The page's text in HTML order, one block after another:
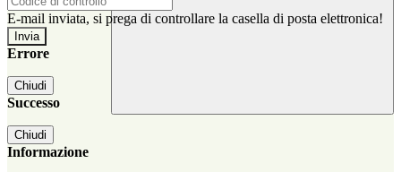
E-mail inviata, si prega di controllare la casella di posta elettronica!
Errore
Chiudi
Successo
Chiudi
Informazione